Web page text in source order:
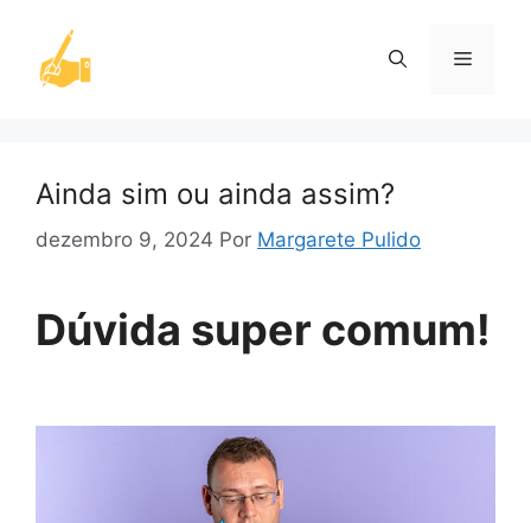
Menu
Ainda sim ou ainda assim?
dezembro 9, 2024 Por Margarete Pulido
Dúvida super comum!